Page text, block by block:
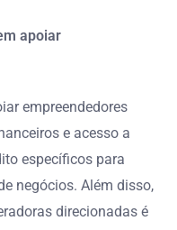
apoiar
empreendedores
e acesso a
específicos para
negócios. Além disso,
direcionadas é